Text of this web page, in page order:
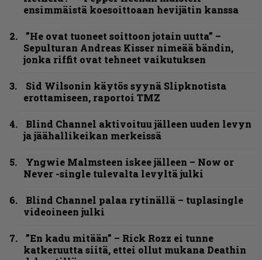
ensimmäistä koesoittoaan hevijätin kanssa
”He ovat tuoneet soittoon jotain uutta” –
Sepulturan Andreas Kisser nimeää bändin,
jonka riffit ovat tehneet vaikutuksen
Sid Wilsonin käytös syynä Slipknotista
erottamiseen, raportoi TMZ
Blind Channel aktivoituu jälleen uuden levyn
ja jäähallikeikan merkeissä
Yngwie Malmsteen iskee jälleen – Now or
Never -single tulevalta levyltä julki
Blind Channel palaa rytinällä – tuplasingle
videoineen julki
”En kadu mitään” – Rick Rozz ei tunne
katkeruutta siitä, ettei ollut mukana Deathin